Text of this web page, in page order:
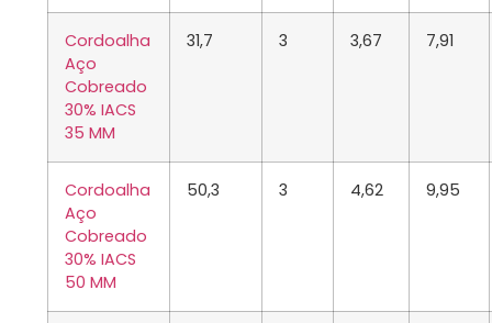
Cordoalha
Aço
Cobreado
30% IACS
35 MM
31,7 3 3,67 7,91
Cordoalha
Aço
Cobreado
30% IACS
50 MM
50,3 3 4,62 9,95